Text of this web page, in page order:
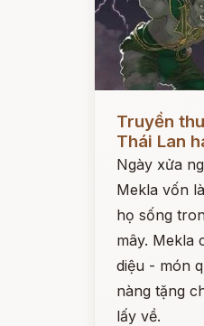
Đọc ngay
Truyền
Thái Lan
Ngày xửa
Mekla vốn
họ sống
mây. Mekla
diệu - món
nàng tặng
lấy về.